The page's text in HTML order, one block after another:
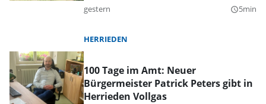
gestern query_builder5min
HERRIEDEN
100 Tage im Amt: Neuer
Bürgermeister Patrick Peters gibt in
Herrieden Vollgas